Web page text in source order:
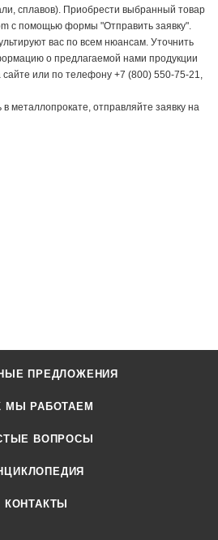
сплавов). Приобрести выбранный товар
с помощью формы "Отправить заявку".
вас по всем нюансам. Уточнить
о предлагаемой нами продукции
или по телефону +7 (800) 550-75-21,
металлопрокате, отправляйте заявку на
ПРЕДЛОЖЕНИЯ
МЫ РАБОТАЕМ
ВОПРОСЫ
КОНТАКТЫ